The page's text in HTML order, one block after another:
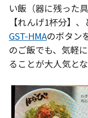
い飯（器に残った
【れんげ1杯分】
GST-HMAのボタン
のご飯でも、気軽
ることが大人気とな